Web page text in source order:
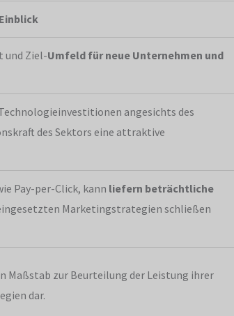
Einblick
und Ziel-Umfeld für neue Unternehmen und
angesichts des
des Sektors eine attraktive
Pay-per-Click, kann liefern beträchtliche
Marketingstrategien schließen
Maßstab zur Beurteilung der Leistung ihrer
dar.